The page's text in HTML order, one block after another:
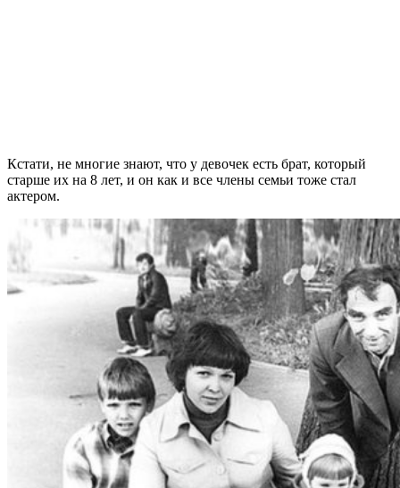
Кстати, не многие знают, что у девочек есть брат, который
старше их на 8 лет, и он как и все члены семьи тоже стал
актером.